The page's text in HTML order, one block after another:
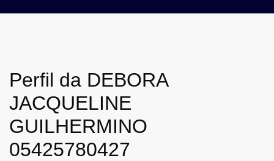
Perfil da DEBORA
JACQUELINE
GUILHERMINO
05425780427